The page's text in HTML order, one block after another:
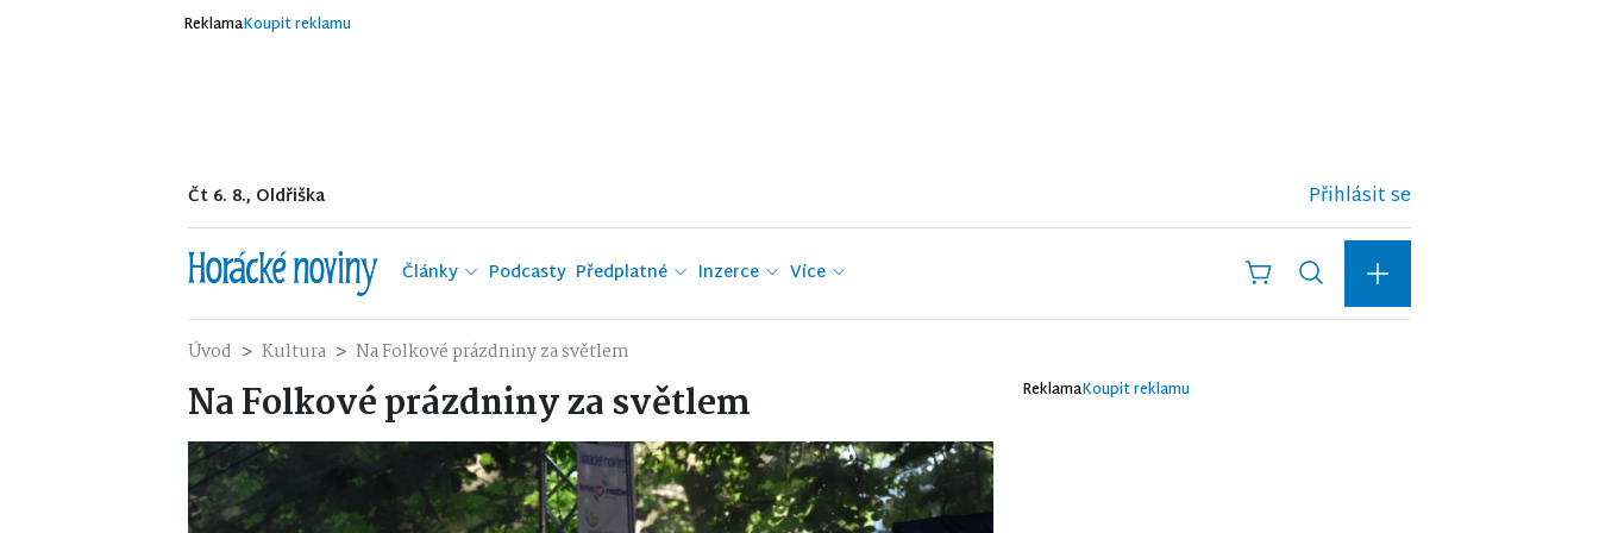
ReklamaKoupit reklamu
Čt 6. 8., Oldřiška Přihlásit se
Články Podcasty Předplatné Inzerce Více
Úvod Kultura Na Folkové prázdniny za světlem
Na Folkové prázdniny za světlem ReklamaKoupit reklamu